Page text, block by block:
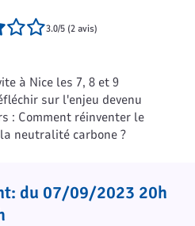
3.0/5 (2 avis)
à Nice les 7, 8 et 9
sur l'enjeu devenu
: Comment réinventer le
neutralité carbone ?
du 07/09/2023 20h